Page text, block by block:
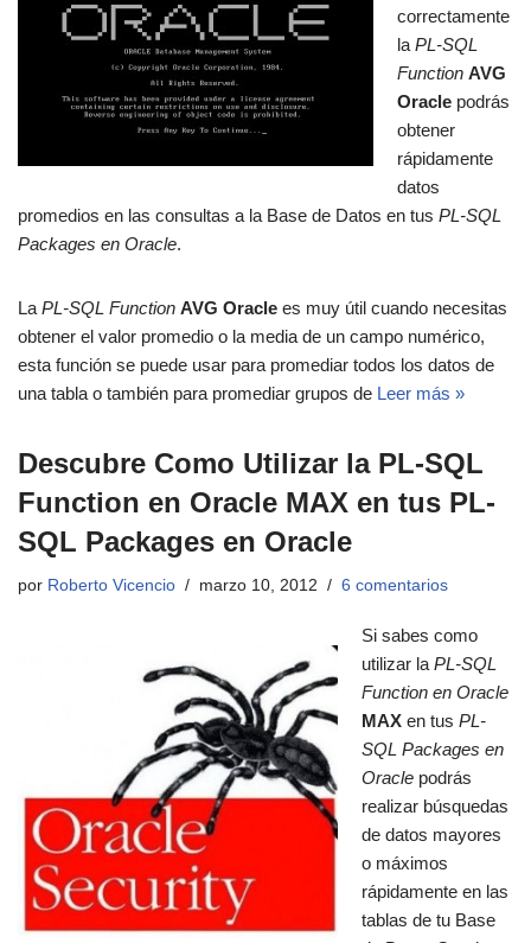
correctamente
la PL-SQL
Function AVG
Oracle podrás
obtener
rápidamente
datos
promedios en las consultas a la Base de Datos en tus PL-SQL
Packages en Oracle.
La PL-SQL Function AVG Oracle es muy útil cuando necesitas
obtener el valor promedio o la media de un campo numérico,
esta función se puede usar para promediar todos los datos de
una tabla o también para promediar grupos de Leer más »
Descubre Como Utilizar la PL-SQL
Function en Oracle MAX en tus PL-
SQL Packages en Oracle
por Roberto Vicencio marzo 10, 2012 6 comentarios
Si sabes como
utilizar la PL-SQL
Function en Oracle
MAX en tus PL-
SQL Packages en
Oracle podrás
realizar búsquedas
de datos mayores
o máximos
rápidamente en las
tablas de tu Base